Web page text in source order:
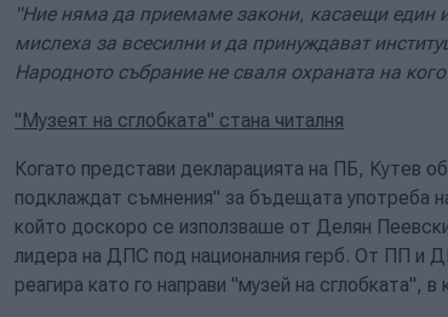
"Ние няма да приемаме закони, касаещи един
мислеха за всесилни и да принуждават
Народното събрание не сваля охраната на
"Музеят на сглобката" стана читалня
Когато представи декларацията на ПБ, Кутев
подклаждат съмнения" за бъдещата употреба
който доскоро се използваше от Делян
лидера на ДПС под националния герб. От ПП и
реагира като го направи "музей на сглобката",